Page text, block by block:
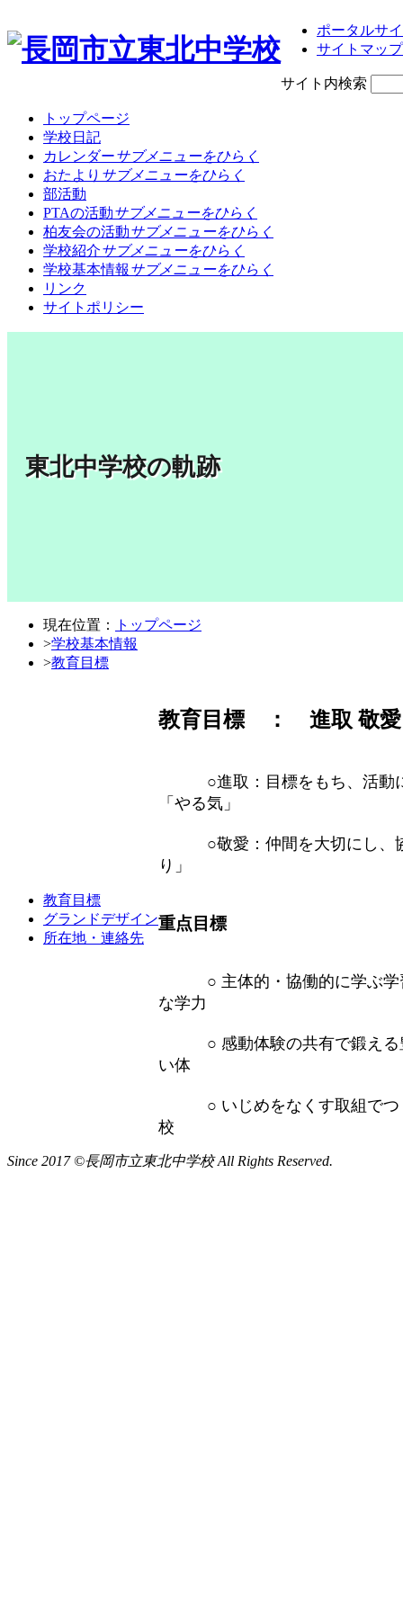
ポータルサ
サイトマップ
サイト内検索
トップページ
学校日記
カレンダーサブメニューをひらく
おたより サブメニューをひらく
部活動
PTAの活動サブメニューをひらく
柏友会の活動サブメニューをひらく
学校紹介サブメニューをひらく
学校基本情報 サブメニューをひらく
リンク
サイトポリシー
東北中学校の軌跡
現在位置：
トップページ
>学校基本情報
>教育目標
教育目標
グランドデザイン
所在地・連絡先
教育目標 ： 進取 敬愛
○進取：目標をもち、活動に
「やる気」
○敬愛：仲間を大切にし、協
り」
重点目標
○ 主体的・協働的に学ぶ学
な学力
○ 感動体験の共有で鍛える
い体
○ いじめをなくす取組でつ
校
Since 2017 ©長岡市立東北中学校 All Rights Reserved.